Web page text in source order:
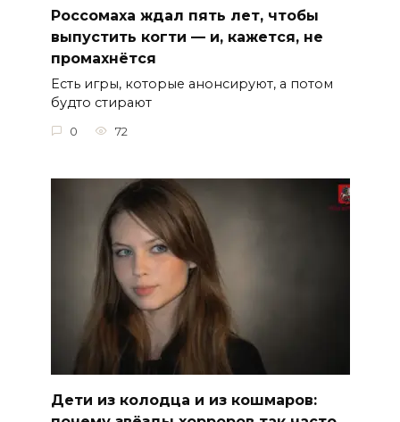
Россомаха ждал пять лет, чтобы
выпустить когти — и, кажется, не
промахнётся
Есть игры, которые анонсируют, а потом
будто стирают
0 72
Дети из колодца и из кошмаров: